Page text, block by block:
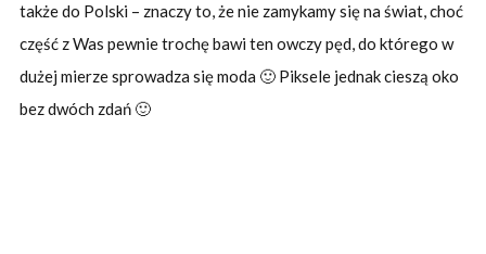
także do Polski – znaczy to, że nie zamykamy się na świat, choć
część z Was pewnie trochę bawi ten owczy pęd, do którego w
dużej mierze sprowadza się moda 🙂 Piksele jednak cieszą oko
bez dwóch zdań 🙂